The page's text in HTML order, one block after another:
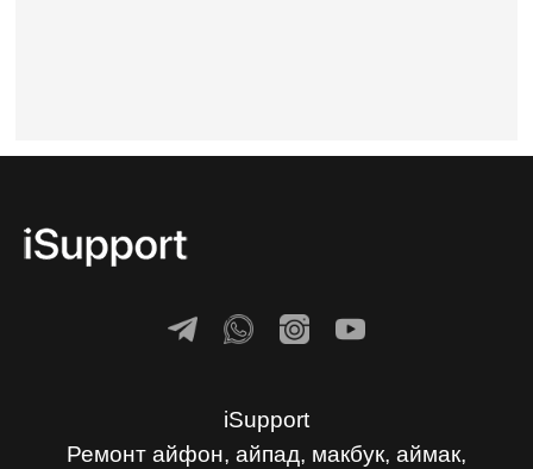
iSupport
Ремонт айфон, айпад, макбук, аймак,